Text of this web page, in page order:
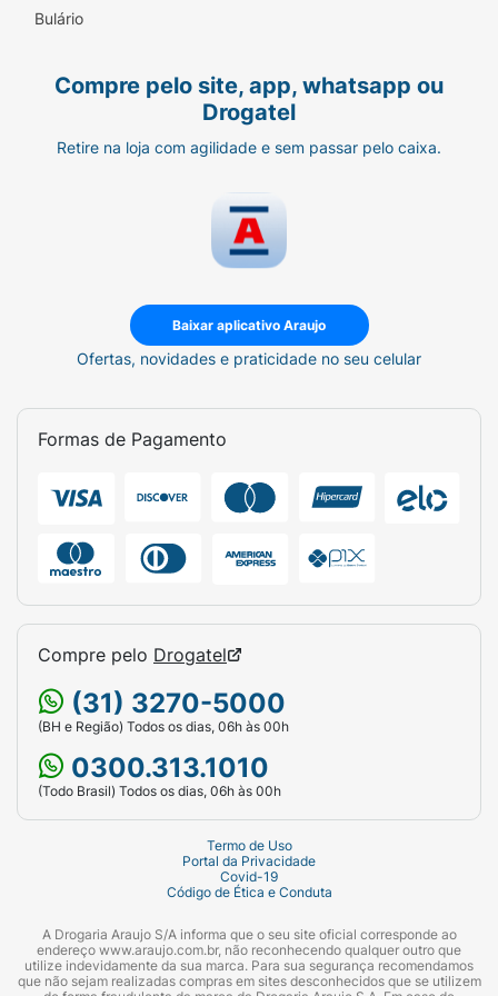
Bulário
Compre pelo site, app, whatsapp ou
Drogatel
Retire na loja com agilidade e sem passar pelo caixa.
Baixar aplicativo Araujo
Ofertas, novidades e praticidade no seu celular
Formas de Pagamento
Compre pelo Drogatel
(31) 3270-5000
(BH e Região) Todos os dias, 06h às 00h
0300.313.1010
(Todo Brasil) Todos os dias, 06h às 00h
Termo de Uso
Portal da Privacidade
Covid-19
Código de Ética e Conduta
A Drogaria Araujo S/A informa que o seu site oficial corresponde ao
endereço www.araujo.com.br, não reconhecendo qualquer outro que
utilize indevidamente da sua marca. Para sua segurança recomendamos
que não sejam realizadas compras em sites desconhecidos que se utilizem